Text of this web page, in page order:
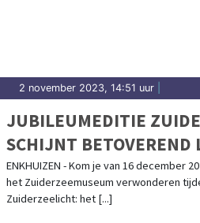
2 november 2023, 14:51 uur
JUBILEUMEDITIE
SCHIJNT BETOVEREND
VOLENDAM
ENKHUIZEN - Kom je van 16 december
het Zuiderzeemuseum verwonderen
Zuiderzeelicht: het [...]